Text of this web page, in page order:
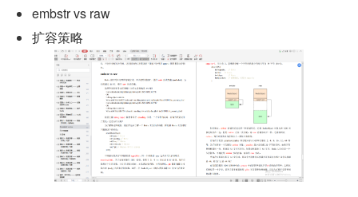
embstr vs raw
扩容策略